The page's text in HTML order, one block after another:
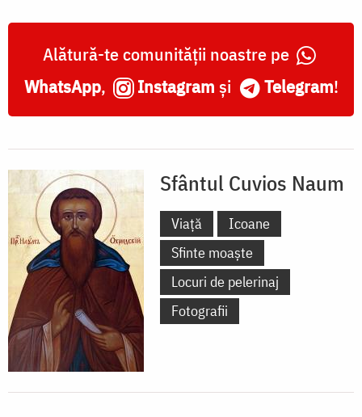
Alătură-te comunității noastre pe
WhatsApp, Instagram și Telegram!
Sfântul Cuvios Naum
Viață
Icoane
Sfinte moaște
Locuri de pelerinaj
Fotografii